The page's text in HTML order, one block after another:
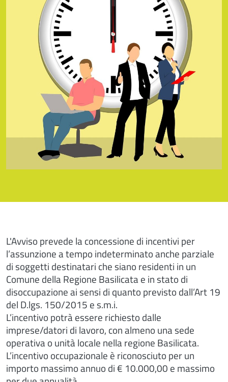
L'Avviso prevede la concessione di incentivi per
l’assunzione a tempo indeterminato anche parziale
di soggetti destinatari che siano residenti in un
Comune della Regione Basilicata e in stato di
disoccupazione ai sensi di quanto previsto dall’Art 19
del D.lgs. 150/2015 e s.m.i.
L’incentivo potrà essere richiesto dalle
imprese/datori di lavoro, con almeno una sede
operativa o unità locale nella regione Basilicata.
L’incentivo occupazionale è riconosciuto per un
importo massimo annuo di € 10.000,00 e massimo